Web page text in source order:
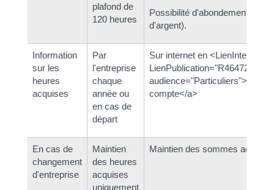
plafond de
120 heures
Possibilité d'abondement
d'argent).
Information
sur les
heures
acquises
Par
l'entreprise
chaque
année ou
en cas de
départ
Sur internet en <LienInterne
LienPublication="R46472"
compte</a>
En cas de
changement
d'entreprise
Maintien
des heures
acquises
uniquement
Maintien des sommes